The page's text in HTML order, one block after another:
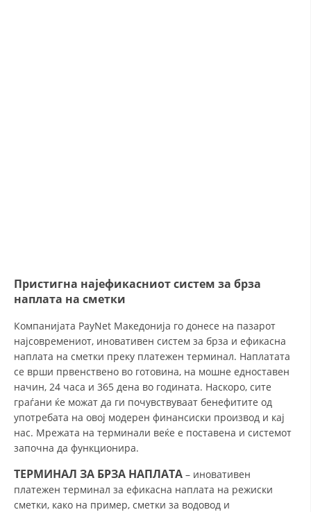
ASSEMBLY
STRUCTURAL SET UP
DISSEMINATION
INTERNATIONAL HUMANITARIAN LAW
USE AND PROTECTION OF THE EMBLEM
Пристигна најефикасниот систем за брза
наплата на сметки
Компанијата PayNet Македонија го донесе на пазарот
најсовремениот, иновативен систем за брза и ефикасна
наплата на сметки преку платежен терминал. Наплатата
се врши првенствено во готовина, на мошне едноставен
начин, 24 часа и 365 дена во годината. Наскоро, сите
граѓани ќе можат да ги почувствуваат бенефитите од
употребата на овој модерен финансиски производ и кај
нас. Мрежата на терминали веќе е поставена и системот
започна да функционира.
ТЕРМИНАЛ ЗА БРЗА НАПЛАТА – иновативен
платежен терминал за ефикасна наплата на режиски
сметки, како на пример, сметки за водовод и